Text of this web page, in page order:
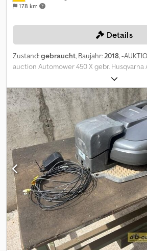
178 km
Details
Zustand:gebraucht, Baujahr:2018, -
auction Automower 450 X gebr. Husqvarna
serienmäßiger Ausstattung max.
diese Maschine können Sie Online bieten
100.00 EUR excl. MwSt. Chedpfszqpvasx
sich kostenlos und bieten Sie mit. Hier
--- Exciting Online Auction! Start bidding